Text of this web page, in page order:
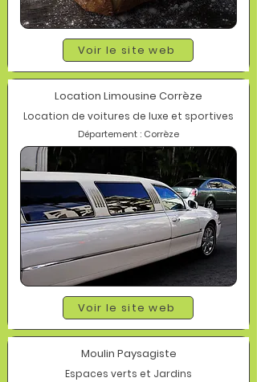
Voir le site web
Location Limousine Corrèze
Location de voitures de luxe et sportives
Département : Corrèze
Voir le site web
Moulin Paysagiste
Espaces verts et Jardins